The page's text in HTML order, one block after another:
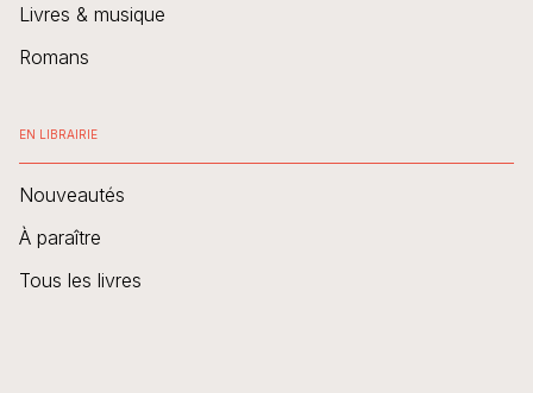
Livres & musique
Romans
EN LIBRAIRIE
Nouveautés
À paraître
Tous les livres